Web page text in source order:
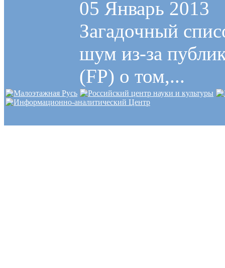
05 Январь 2013
Загадочный
шум из-за
(FP) о том,...